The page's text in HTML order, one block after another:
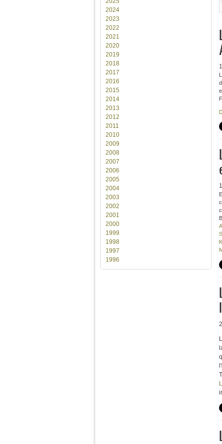
2024
2023
2022
2021
2020
2019
2018
2017
2016
2015
2014
2013
2012
2011
2010
2009
2008
2007
2006
2005
2004
2003
2002
2001
2000
1999
1998
1997
1996